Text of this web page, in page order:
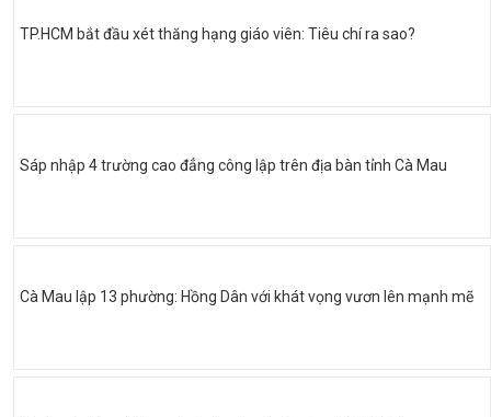
TP.HCM bắt đầu xét thăng hạng giáo viên: Tiêu chí ra sao?
Sáp nhập 4 trường cao đẳng công lập trên địa bàn tỉnh Cà Mau
Cà Mau lập 13 phường: Hồng Dân với khát vọng vươn lên mạnh mẽ